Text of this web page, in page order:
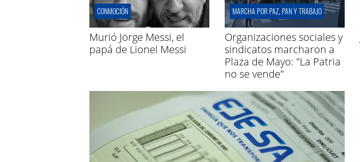
CONMOCIÓN
Murió Jorge Messi, el
papá de Lionel Messi
MARCHA POR PAZ, PAN Y TRABAJO
Organizaciones sociales y
sindicatos marcharon a
Plaza de Mayo: "La Patria
no se vende"